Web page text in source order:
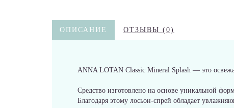
ОПИСАНИЕ ОТЗЫВЫ (0)
ANNA LOTAN Classic Mineral Splash — это
Средство изготовлено на основе уникальной
Благодаря этому лосьон-спрей обладает